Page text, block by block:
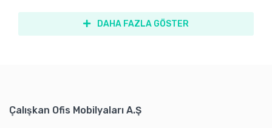
DAHA FAZLA GÖSTER
Çalışkan Ofis Mobilyaları A.Ş